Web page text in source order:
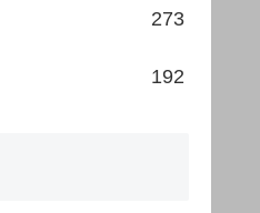
273
192